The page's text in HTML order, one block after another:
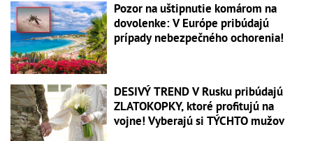
Pozor na uštipnutie komárom na
dovolenke: V Európe pribúdajú
prípady nebezpečného ochorenia!
DESIVÝ TREND V Rusku pribúdajú
ZLATOKOPKY, ktoré profitujú na
vojne! Vyberajú si TÝCHTO mužov